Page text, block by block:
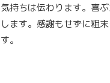
持ちは伝わります。喜
ます。感謝もせずに粗
。